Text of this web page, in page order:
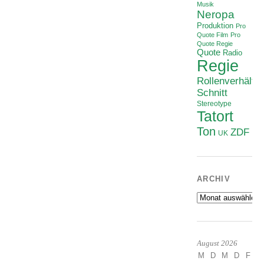
Musik
Neropa
Produktion Pro
Quote Film Pro
Quote Regie
Quote Radio
Regie
Schnitt
Stereotype
Tatort
Ton UK ZDF
ARCHIV
Archiv
August 2026
M D M D F